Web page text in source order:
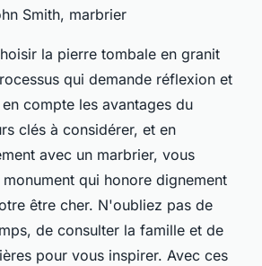
Smith, marbrier
la pierre tombale en granit
qui demande réflexion et
compte les avantages du
clés à considérer, et en
avec un marbrier, vous
qui honore dignement
être cher. N'oubliez pas de
de consulter la famille et de
pour vous inspirer. Avec ces